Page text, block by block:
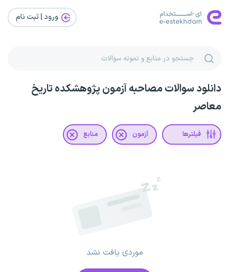
ورود | ثبت‌ نام
دانلود سوالات مصاحبه آزمون پژوهشکده تاریخ
معاصر
فیلترها آزمون منابع
موردی یافت نشد